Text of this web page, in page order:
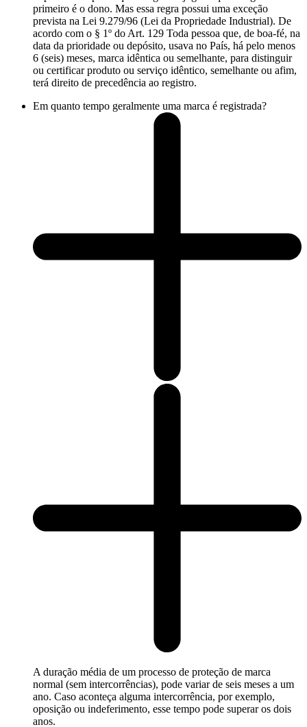
primeiro é o dono. Mas essa regra possui uma exceção
prevista na Lei 9.279/96 (Lei da Propriedade Industrial). De
acordo com o § 1º do Art. 129 Toda pessoa que, de boa-fé, na
data da prioridade ou depósito, usava no País, há pelo menos
6 (seis) meses, marca idêntica ou semelhante, para distinguir
ou certificar produto ou serviço idêntico, semelhante ou afim,
terá direito de precedência ao registro.
Em quanto tempo geralmente uma marca é registrada?
A duração média de um processo de proteção de marca
normal (sem intercorrências), pode variar de seis meses a um
ano. Caso aconteça alguma intercorrência, por exemplo,
oposição ou indeferimento, esse tempo pode superar os dois
anos.